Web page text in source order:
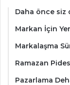
Daha önce siz
Markan İçin
Markalaşma
Ramazan
Pazarlama